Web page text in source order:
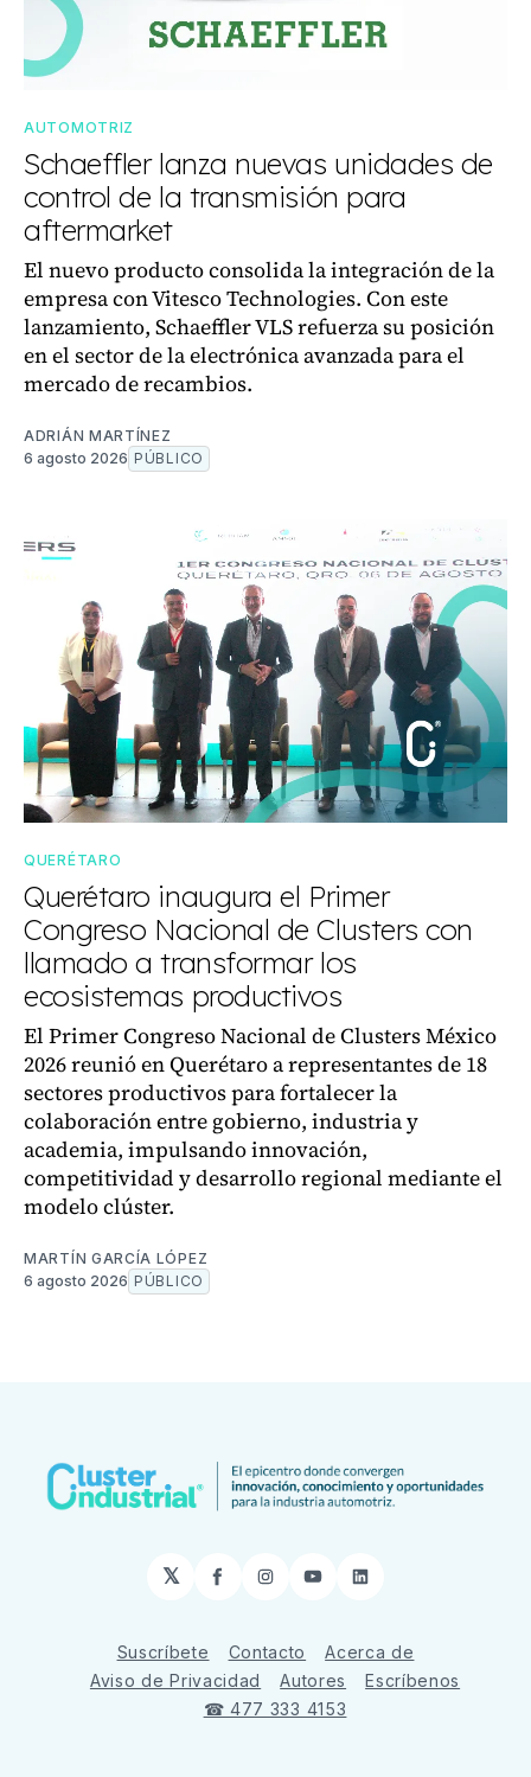
AUTOMOTRIZ
Schaeffler lanza nuevas unidades de
control de la transmisión para
aftermarket
El nuevo producto consolida la integración de la
empresa con Vitesco Technologies. Con este
lanzamiento, Schaeffler VLS refuerza su posición
en el sector de la electrónica avanzada para el
mercado de recambios.
ADRIÁN MARTÍNEZ
6 agosto 2026 PÚBLICO
QUERÉTARO
Querétaro inaugura el Primer
Congreso Nacional de Clusters con
llamado a transformar los
ecosistemas productivos
El Primer Congreso Nacional de Clusters México
2026 reunió en Querétaro a representantes de 18
sectores productivos para fortalecer la
colaboración entre gobierno, industria y
academia, impulsando innovación,
competitividad y desarrollo regional mediante el
modelo clúster.
MARTÍN GARCÍA LÓPEZ
6 agosto 2026 PÚBLICO
𝕏 Facebook
Instagram
YouTubeLinkedIn
Suscríbete Contacto
Acerca de
Aviso de Privacidad
Autores
Escríbenos
☎ 477 333 4153